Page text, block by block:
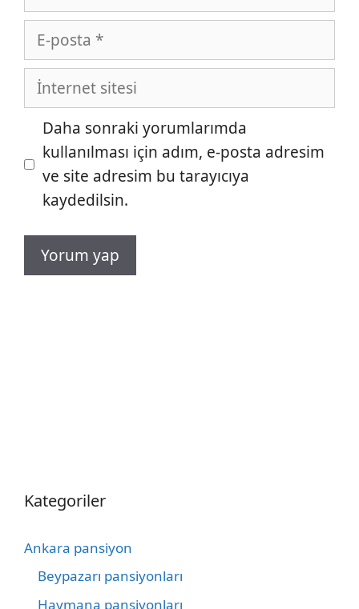
posta
İnternet
sitesi
Daha sonraki yorumlarımda
kullanılması için adım, e-posta adresim
ve site adresim bu tarayıcıya
kaydedilsin.
Kategoriler
Ankara pansiyon
Beypazarı pansiyonları
Haymana pansiyonları